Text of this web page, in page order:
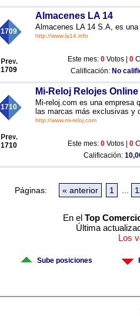
1709
1709
Almacenes LA 14
Almacenes LA 14 S.A, es
http://www.la14.info
Este mes: 0 Votos | 0
Calificación: No
1710
1710
Mi-Reloj Relojes Online
Mi-reloj.com es una empresa
las marcas más exclusivas y
http://www.mi-reloj.com
Este mes: 0 Votos | 0
Calificación:
Páginas: « anterior 1
En el Top
Última
Los
Sube posiciones